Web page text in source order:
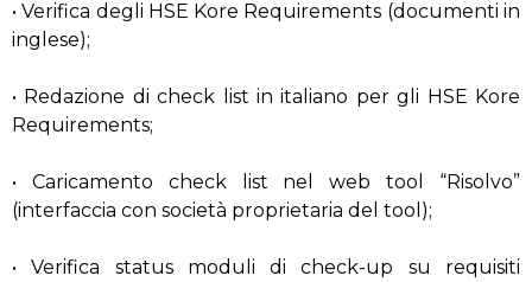
• Verifica degli HSE Kore Requirements (documenti in
inglese);
• Redazione di check list in italiano per gli HSE Kore
Requirements;
• Caricamento check list nel web tool “Risolvo”
(interfaccia con società proprietaria del tool);
• Verifica status moduli di check-up su requisiti